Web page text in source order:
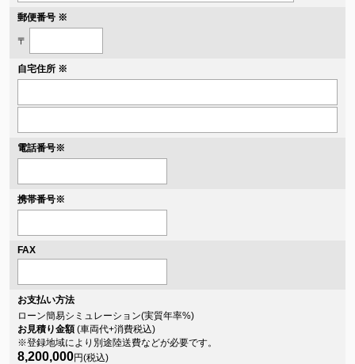
郵便番号 ※
〒
自宅住所 ※
電話番号※
携帯番号※
FAX
お支払い方法
ローン簡易シミュレーション(実質年率%)
お見積り金額(車両代+消費税込)
※登録地域により別途陸送費などが必要です。
8,200,000円(税込)